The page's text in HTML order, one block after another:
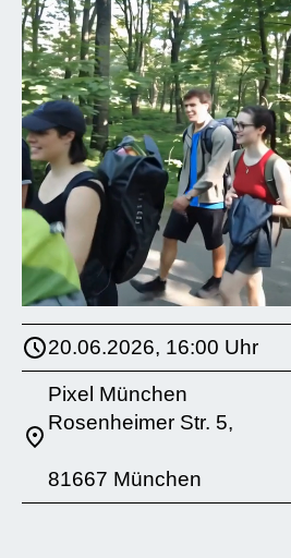
20.06.2026, 16:00 Uhr
Pixel München
Rosenheimer Str. 5,
81667 München